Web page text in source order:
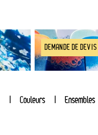
DEMANDE DE DEVIS
Couleurs Ensembles